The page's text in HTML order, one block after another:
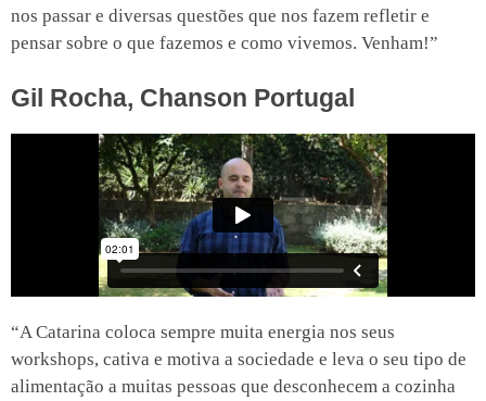
nos passar e diversas questões que nos fazem refletir e
pensar sobre o que fazemos e como vivemos. Venham!”
Gil Rocha, Chanson Portugal
“A Catarina coloca sempre muita energia nos seus
workshops, cativa e motiva a sociedade e leva o seu tipo de
alimentação a muitas pessoas que desconhecem a cozinha